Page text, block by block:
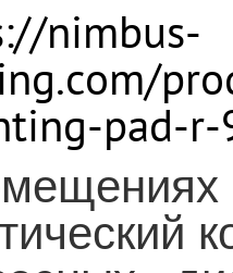
://nimbus-
.com/
-pad-r-